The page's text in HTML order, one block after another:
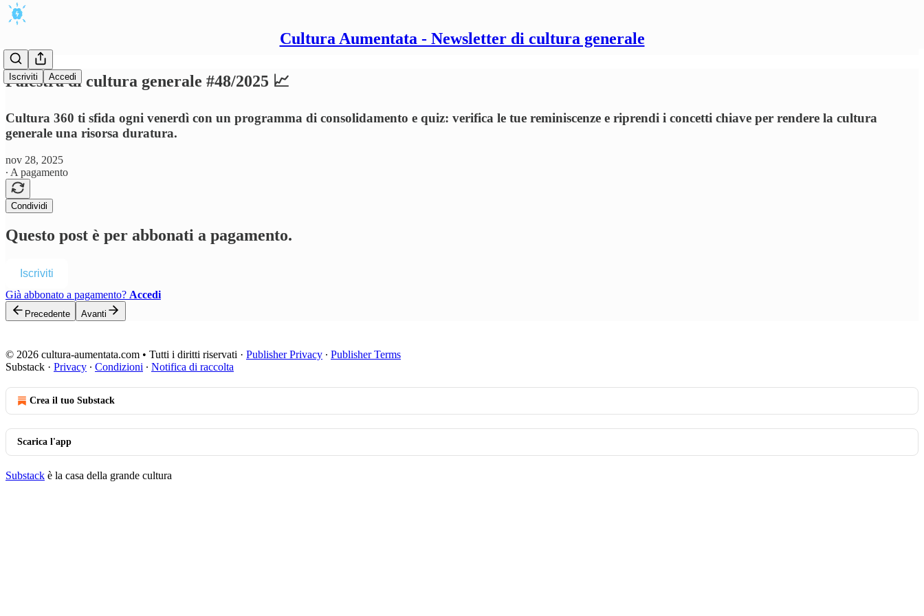
Cultura Aumentata - Newsletter di cultura generale
Iscriviti Accedi
Palestra di cultura generale #48/2025 📈
Cultura 360 ti sfida ogni venerdì con un programma di consolidamento e quiz: verifica le tue reminiscenze e riprendi i concetti chiave per rendere la cultura
generale una risorsa duratura.
nov 28, 2025
∙ A pagamento
Condividi
Questo post è per abbonati a pagamento.
Iscriviti
Già abbonato a pagamento? Accedi
Precedente Avanti
© 2026 cultura-aumentata.com • Tutti i diritti riservati · Publisher Privacy ∙ Publisher Terms
Substack · Privacy ∙ Condizioni ∙ Notifica di raccolta
Crea il tuo Substack
Scarica l'app
Substack è la casa della grande cultura